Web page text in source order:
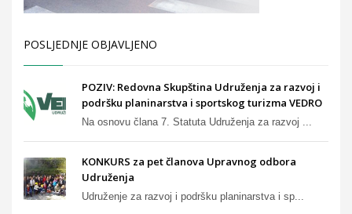
POSLJEDNJE OBJAVLJENO
POZIV: Redovna Skupština Udruženja za razvoj i
podršku planinarstva i sportskog turizma VEDRO
Na osnovu člana 7. Statuta Udruženja za razvoj ...
KONKURS za pet članova Upravnog odbora
Udruženja
Udruženje za razvoj i podršku planinarstva i sp...